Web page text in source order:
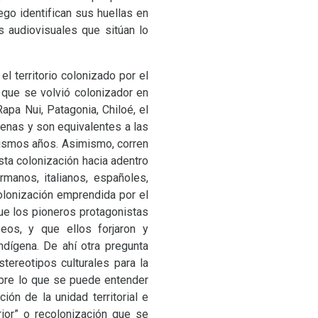
identifican sus huellas en
que sitúan lo
el territorio colonizado por el
se volvió colonizador en
Nui, Patagonia, Chiloé, el
y son equivalentes a las
años. Asimismo, corren
colonización hacia adentro
italianos, españoles,
emprendida por el
los pioneros protagonistas
y que ellos forjaron y
De ahí otra pregunta
culturales para la
lo que se puede entender
de la unidad territorial e
o recolonización que se